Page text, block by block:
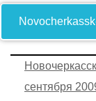
сентября